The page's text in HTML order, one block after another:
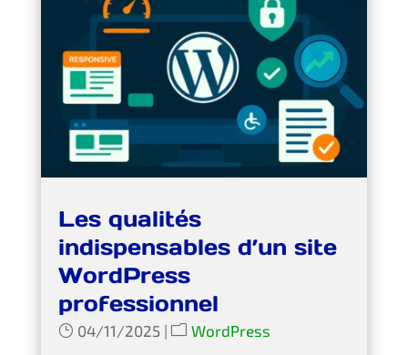
Les qualités
indispensables d’un site
WordPress
professionnel
04/11/2025 |
WordPress